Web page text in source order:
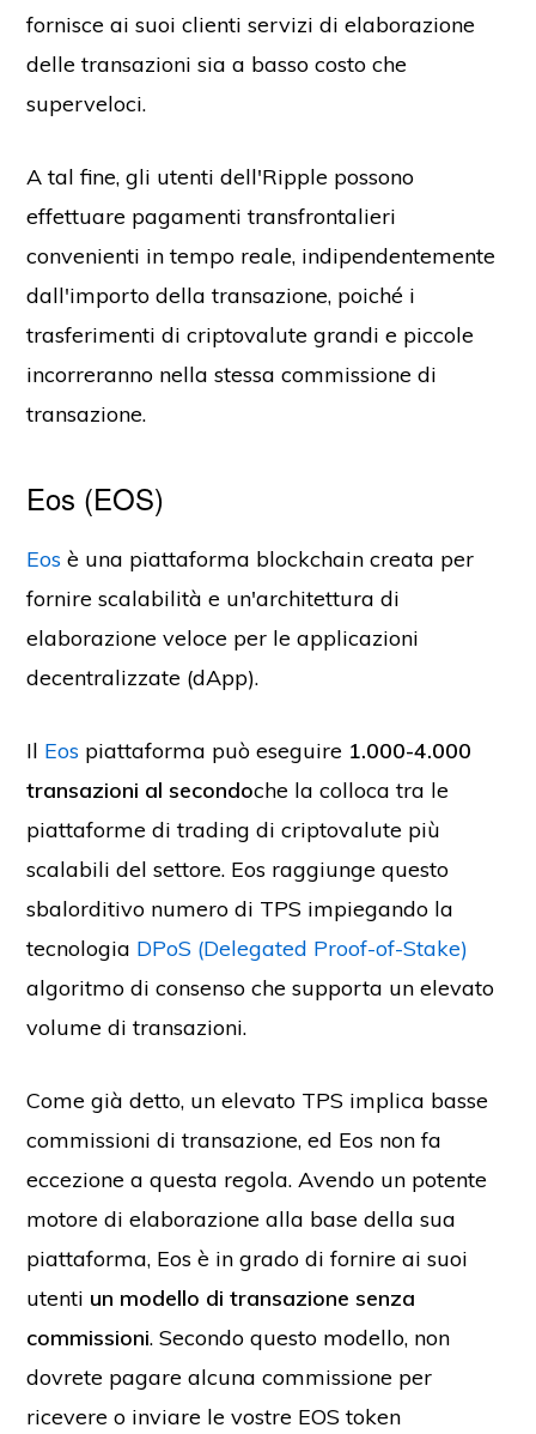
fornisce ai suoi clienti servizi di elaborazione
delle transazioni sia a basso costo che
superveloci.
A tal fine, gli utenti dell'Ripple possono
effettuare pagamenti transfrontalieri
convenienti in tempo reale, indipendentemente
dall'importo della transazione, poiché i
trasferimenti di criptovalute grandi e piccole
incorreranno nella stessa commissione di
transazione.
Eos (EOS)
Eos è una piattaforma blockchain creata per
fornire scalabilità e un'architettura di
elaborazione veloce per le applicazioni
decentralizzate (dApp).
Il Eos piattaforma può eseguire 1.000-4.000
transazioni al secondoche la colloca tra le
piattaforme di trading di criptovalute più
scalabili del settore. Eos raggiunge questo
sbalorditivo numero di TPS impiegando la
tecnologia DPoS (Delegated Proof-of-Stake)
algoritmo di consenso che supporta un elevato
volume di transazioni.
Come già detto, un elevato TPS implica basse
commissioni di transazione, ed Eos non fa
eccezione a questa regola. Avendo un potente
motore di elaborazione alla base della sua
piattaforma, Eos è in grado di fornire ai suoi
utenti un modello di transazione senza
commissioni. Secondo questo modello, non
dovrete pagare alcuna commissione per
ricevere o inviare le vostre EOS token